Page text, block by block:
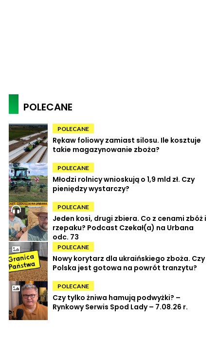
POLECANE
POLECANE
Rękaw foliowy zamiast silosu. Ile kosztuje
takie magazynowanie zboża?
POLECANE
Młodzi rolnicy wnioskują o 1,9 mld zł. Czy
pieniędzy wystarczy?
POLECANE
Jeden kosi, drugi zbiera. Co z cenami zbóż i
rzepaku? Podcast Czekał(a) na Urbana
odc. 73
POLECANE
Nowy korytarz dla ukraińskiego zboża. Czy
Polska jest gotowa na powrót tranzytu?
POLECANE
Czy tylko żniwa hamują podwyżki? –
Rynkowy Serwis Spod Lady – 7.08.26 r.